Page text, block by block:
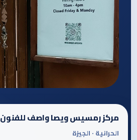
مركز رمسيس ويصا واصف للفنون
الحرانية · الجيزة